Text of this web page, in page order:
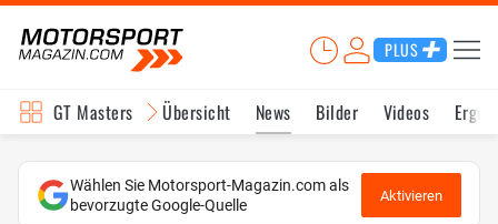
PLUS
GT Masters Übersicht News Bilder Videos
Wählen Sie Motorsport-Magazin.com als
bevorzugte Google-Quelle
Aktivieren